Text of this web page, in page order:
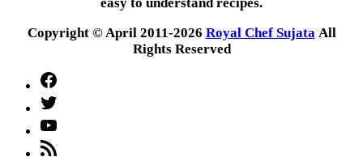
Copyright © April 2011-2026 Royal Chef Sujata All
Rights Reserved